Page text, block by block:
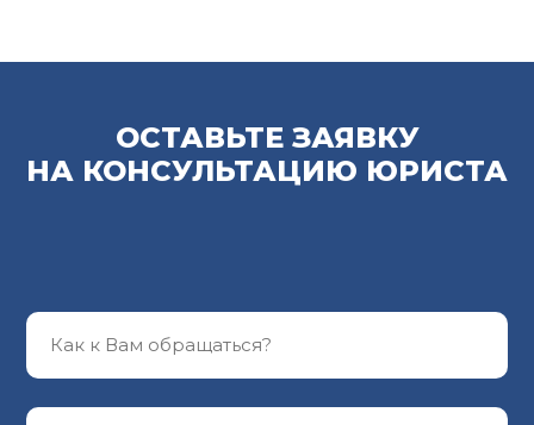
ОСТАВЬТЕ ЗАЯВКУ
НА КОНСУЛЬТАЦИЮ ЮРИСТА